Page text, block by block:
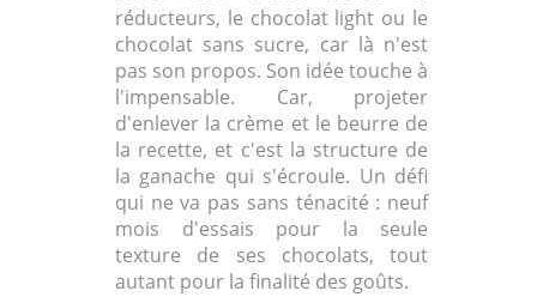
réducteurs, le chocolat light ou le
chocolat sans sucre, car là n'est
pas son propos. Son idée touche à
l'impensable. Car, projeter
d'enlever la crème et le beurre de
la recette, et c'est la structure de
la ganache qui s'écroule. Un défi
qui ne va pas sans ténacité : neuf
mois d'essais pour la seule
texture de ses chocolats, tout
autant pour la finalité des goûts.